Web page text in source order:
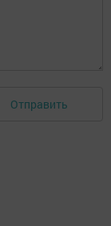
Отправить